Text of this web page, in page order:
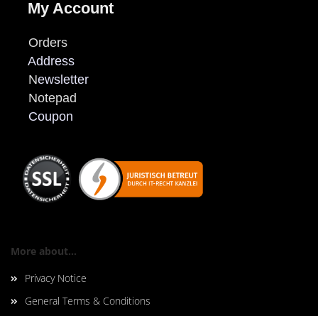
My Account
Orders
Address
Newsletter
Notepad
Coupon
More about...
Privacy Notice
General Terms & Conditions